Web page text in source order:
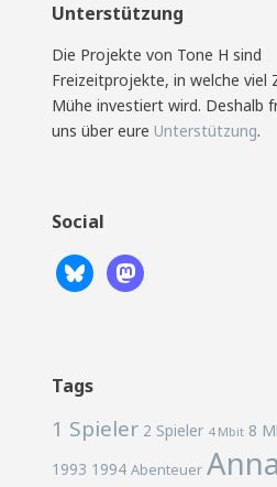
Unterstützung
Die Projekte von Tone H sind
Freizeitprojekte, in welche viel
Mühe investiert wird. Deshalb
uns über eure Unterstützung.
Social
Tags
1 Spieler 2 Spieler 4 Mbit 8
1993 1994 Abenteuer